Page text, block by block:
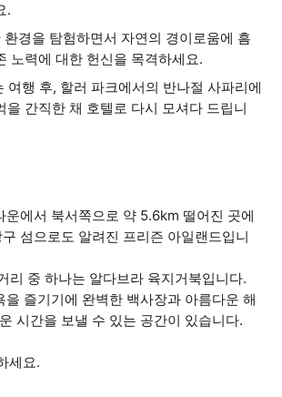
.
경을 탐험하면서 자연의 경이로움에 흠
노력에 대한 헌신을 목격하세요.
여행 후, 할러 파크에서의 반나절 사파리에
을 간직한 채 호텔로 다시 모셔다 드립니
운에서 북서쪽으로 약 5.6km 떨어진 곳에
섬으로도 알려진 프리즌 아일랜드입니
리 중 하나는 알다브라 육지거북입니다.
즐기기에 완벽한 백사장과 아름다운 해
시간을 보낼 수 있는 공간이 있습니다.
세요.